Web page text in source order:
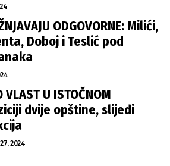
ODGOVORNE: Milići,
Doboj i Teslić pod
VLAST U ISTOČNOM
dvije opštine, slijedi
2024